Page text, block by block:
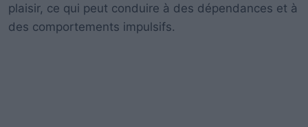
plaisir, ce qui peut conduire à des dépendances et à
des comportements impulsifs.